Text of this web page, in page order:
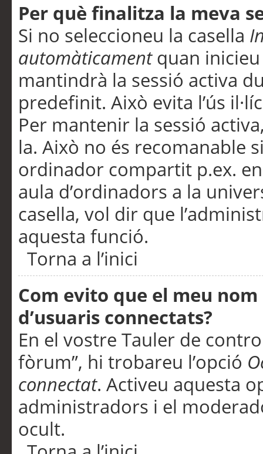
Per què finalitza la meva
Si no seleccioneu la casella
automàticamentquan inicieu
mantindrà la sessió activa
predefinit. Això evita l’ús
Per mantenir la sessió
la. Això no és recomanable
ordinador compartit p.ex.
aula d’ordinadors a la
casella, vol dir que
aquesta funció.
Torna a l’inici
Com evito que el meu
d’usuaris connectats?
En el vostre Tauler de
fòrum”, hi trobareu l’opció
connectat. Activeu aquesta
administradors i el
ocult.